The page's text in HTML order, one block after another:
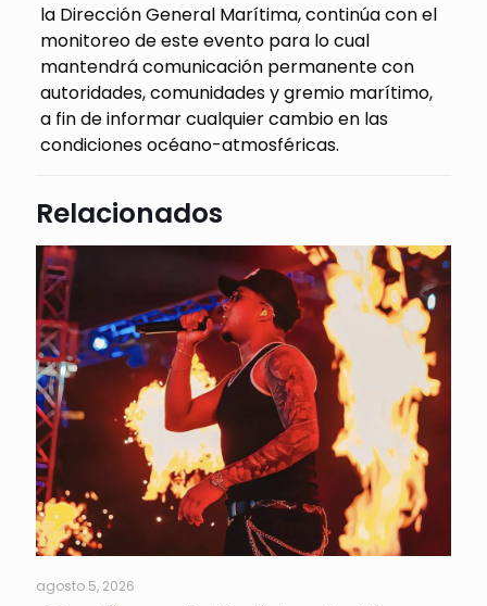
la Dirección General Marítima, continúa con el
monitoreo de este evento para lo cual
mantendrá comunicación permanente con
autoridades, comunidades y gremio marítimo,
a fin de informar cualquier cambio en las
condiciones océano-atmosféricas.
Relacionados
agosto 5, 2026